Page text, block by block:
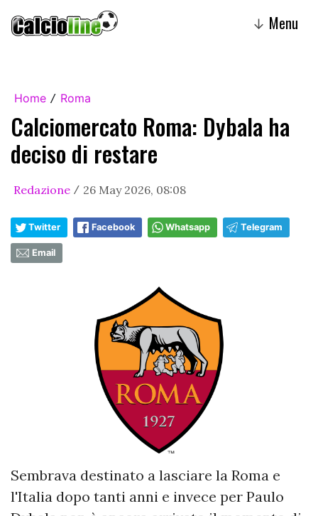
↓ Menu
Home / Roma
Calciomercato Roma: Dybala ha
deciso di restare
Redazione / 26 May 2026, 08:08
Twitter Facebook Whatsapp Telegram
Email
Sembrava destinato a lasciare la Roma e
l'Italia dopo tanti anni e invece per Paulo